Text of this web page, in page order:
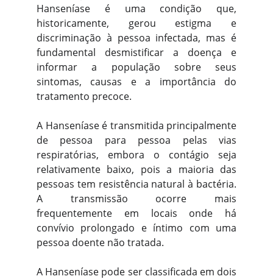
Hanseníase é uma condição que,
historicamente, gerou estigma e
discriminação à pessoa infectada, mas é
fundamental desmistificar a doença e
informar a população sobre seus
sintomas, causas e a importância do
tratamento precoce.
A Hanseníase é transmitida principalmente
de pessoa para pessoa pelas vias
respiratórias, embora o contágio seja
relativamente baixo, pois a maioria das
pessoas tem resistência natural à bactéria.
A transmissão ocorre mais
frequentemente em locais onde há
convívio prolongado e íntimo com uma
pessoa doente não tratada.
A Hanseníase pode ser classificada em dois